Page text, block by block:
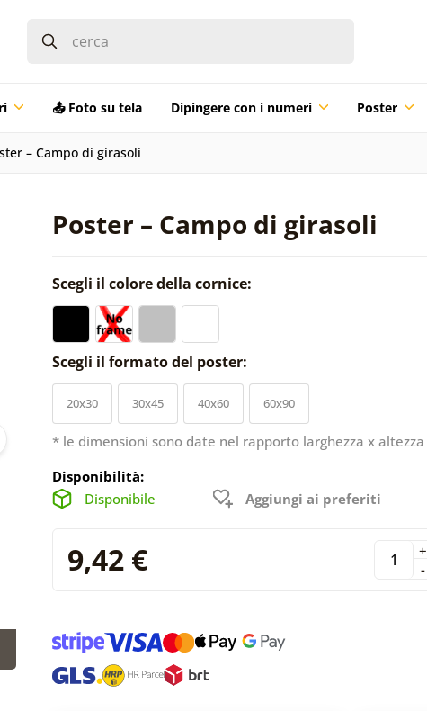
📤 Foto su tela Dipingere con i numeri Poster
– Campo di girasoli
Poster – Campo di girasoli
Scegli il colore della cornice:
Scegli il formato del poster:
20x30 30x45 40x60 60x90
* le dimensioni sono date nel rapporto larghezza x altezza
Disponibilità:
Disponibile
Aggiungi ai preferiti
9,42 € -
+